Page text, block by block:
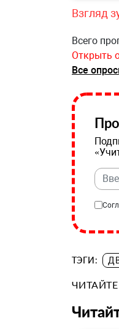
Взгляд
Всего
Открыть
Все
ТЭГИ:
ЧИТАЙТЕ